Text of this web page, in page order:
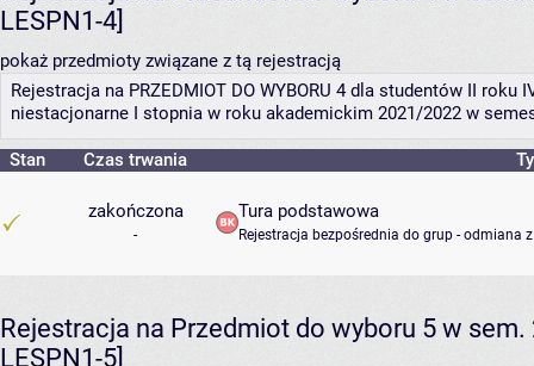
LESPN1-4]
pokaż przedmioty związane z tą rejestracją
Rejestracja na PRZEDMIOT DO WYBORU 4 dla studentów II
niestacjonarne I stopnia w roku akademickim 2021/2022 w
Stan Czas trwania
zakończona
-
Tura podstawowa
Rejestracja bezpośrednia do grup - odmiana
Rejestracja na Przedmiot do wyboru 5 w
LESPN1-5]